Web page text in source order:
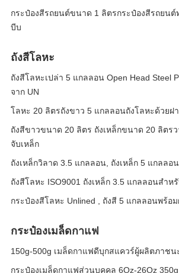
กระป๋องสีรถยนต์ขนาด 1 ลิตรกระป๋องสีรถยนต์
บีบ
ถังสีโลหะ
ถังสีโลหะเปล่า 5 แกลลอน Open Head Steel
จาก UN
โลหะ 20 ลิตรถังขาว 5 แกลลอนถังโลหะด้วยฝ
ถังสีขาวขนาด 20 ลิตร ถังเหล็กขนาด 20 ลิตร
จับเหล็ก
ถังเหล็กวิลาด 3.5 แกลลอน, ถังเหล็ก 5 แกลลอ
ถังสีโลหะ ISO9001 ถังเหล็ก 3.5 แกลลอนสำ
กระป๋องสีโลหะ Unlined , ถังสี 5 แกลลอนพร้อ
กระป๋องเมล็ดกาแฟ
150g-500g เมล็ดกาแฟดีบุกสแควร์ผู้ผลิตภาชน
กระป๋องเมล็ดกาแฟส่วนบุคคล 6Oz-26Oz